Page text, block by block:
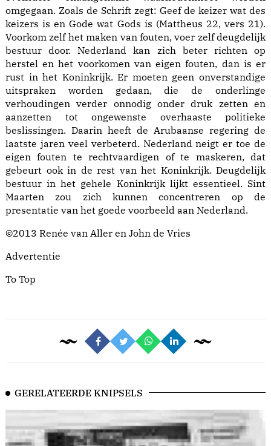
omgegaan. Zoals de Schrift zegt: Geef de keizer wat des
keizers is en Gode wat Gods is (Mattheus 22, vers 21).
Voorkom zelf het maken van fouten, voer zelf deugdelijk
bestuur door. Nederland kan zich beter richten op
herstel en het voorkomen van eigen fouten, dan is er
rust in het Koninkrijk. Er moeten geen onverstandige
uitspraken worden gedaan, die de onderlinge
verhoudingen verder onnodig onder druk zetten en
aanzetten tot ongewenste overhaaste politieke
beslissingen. Daarin heeft de Arubaanse regering de
laatste jaren veel verbeterd. Nederland neigt er toe de
eigen fouten te rechtvaardigen of te maskeren, dat
gebeurt ook in de rest van het Koninkrijk. Deugdelijk
bestuur in het gehele Koninkrijk lijkt essentieel. Sint
Maarten zou zich kunnen concentreren op de
presentatie van het goede voorbeeld aan Nederland.
©2013 Renée van Aller en John de Vries
Advertentie
To Top
GERELATEERDE KNIPSELS